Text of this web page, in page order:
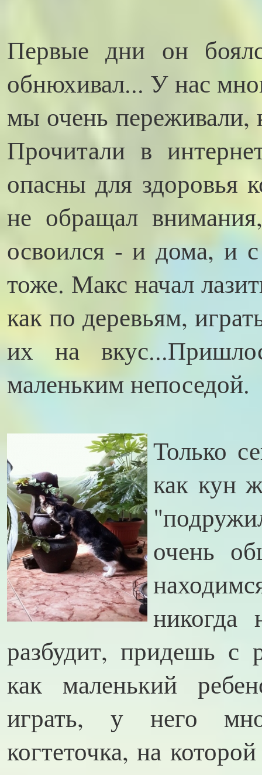
Первые дни он
обнюхивал... У нас
мы очень переживали,
Прочитали в
опасны для здоровья
не обращал
освоился - и дома, и
тоже. Макс начал
как по деревьям,
их на
маленьким непоседой.
Только
как кун
очень
никогда
разбудит, придешь с
как маленький
играть, у него
когтеточка, на